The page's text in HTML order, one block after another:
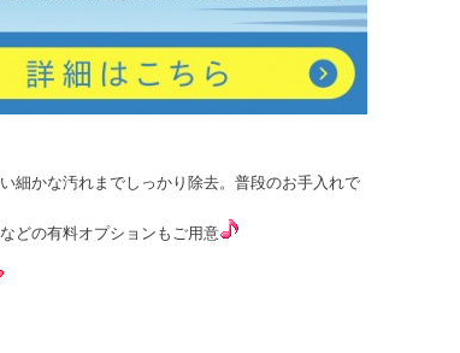
細かな汚れまでしっかり除去。普段のお手入れで
などの有料オプションもご用意